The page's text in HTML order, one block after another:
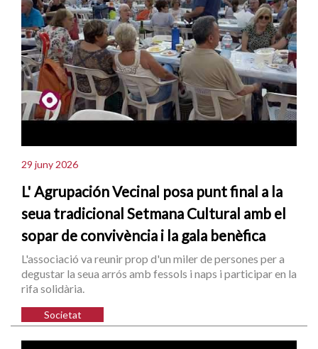
29 juny 2026
L' Agrupación Vecinal posa punt final a la
seua tradicional Setmana Cultural amb el
sopar de convivència i la gala benèfica
L'associació va reunir prop d'un miler de persones per a
degustar la seua arrós amb fessols i naps i participar en la
rifa solidària.
Societat